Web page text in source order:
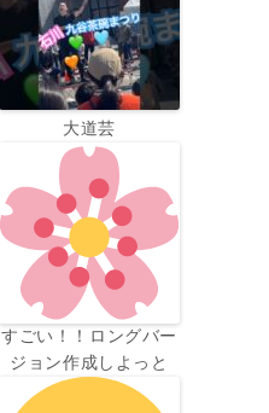
大道芸
すごい！！ロングバー
ジョン作成しよっと